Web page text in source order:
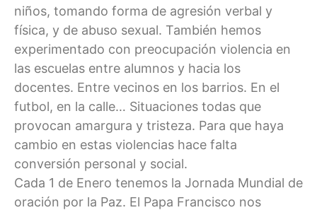
niños, tomando forma de agresión verbal y
física, y de abuso sexual. También hemos
experimentado con preocupación violencia en
las escuelas entre alumnos y hacia los
docentes. Entre vecinos en los barrios. En el
futbol, en la calle… Situaciones todas que
provocan amargura y tristeza. Para que haya
cambio en estas violencias hace falta
conversión personal y social.
Cada 1 de Enero tenemos la Jornada Mundial de
oración por la Paz. El Papa Francisco nos